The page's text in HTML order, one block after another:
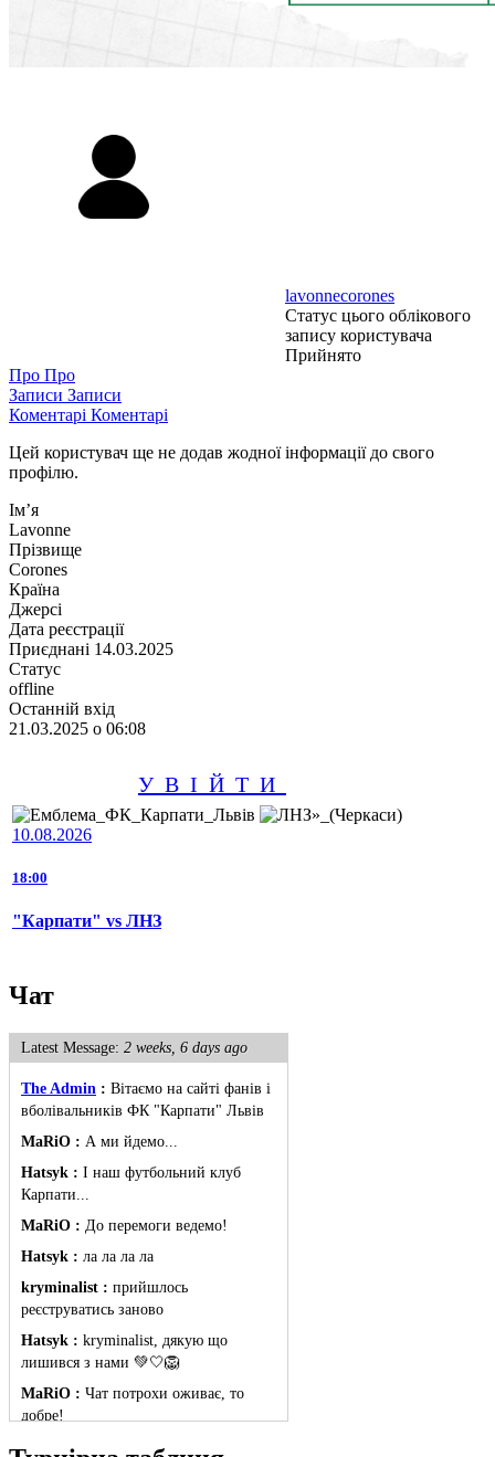
lavonnecorones
Статус цього облікового
запису користувача
Прийнято
Про Про
Записи Записи
Коментарі Коментарі
Цей користувач ще не додав жодної інформації до свого
профілю.
Ім’я
Lavonne
Прізвище
Corones
Країна
Джерсі
Дата реєстрації
Приєднані 14.03.2025
Статус
offline
Останній вхід
21.03.2025 о 06:08
УВІЙТИ
10.08.2026
18:00
"Карпати" vs ЛНЗ
Чат
Latest Message: 2 weeks, 6 days ago
The Admin : Вітаємо на сайті фанів і
вболівальників ФК "Карпати" Львів
MaRiO : А ми йдемо...
Hatsyk : І наш футбольний клуб
Карпати...
MaRiO : До перемоги ведемо!
Hatsyk : ла ла ла ла
kryminalist : прийшлось
реєструватись заново
Hatsyk : kryminalist, дякую що
лишився з нами 💚🤍🦁
MaRiO : Чат потрохи оживає, то
добре!
MaRiO :
Знов у клубі бардак...